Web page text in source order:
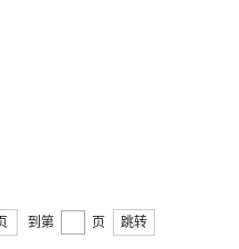
到第 页 跳转